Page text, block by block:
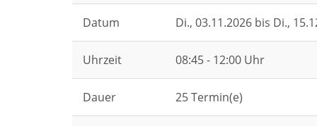
Datum Di., 03.11.2026 bis Di.,
Uhrzeit 08:45 - 12:00 Uhr
Dauer 25 Termin(e)